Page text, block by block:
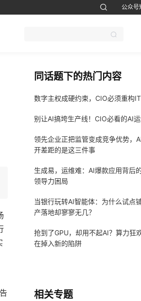
公众号
同话题下的热门内容
数字主权成硬约束，CIO必须重构
别让AI搞垮生产线！CIO必看的AI
领先企业正把监管变成竞争优势，
开差距的是这三件事
生成易，运维难：AI爆款应用背后
领导力困局
当银行玩转AI智能体：为什么试点
产落地却寥寥无几？
抢到了GPU，却用不起AI？算力狂
在掉入新的陷阱
相关专题